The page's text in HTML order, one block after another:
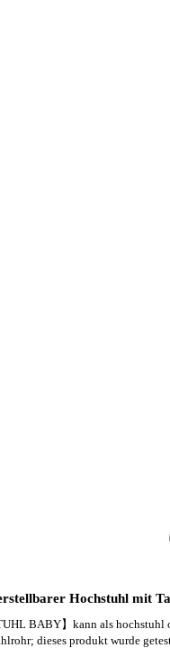
Hochstuhl mit
BABY】kann als
dieses produkt wurde